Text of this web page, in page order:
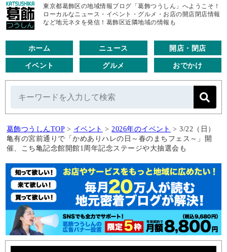
東京都葛飾区の地域情報ブログ「葛飾つうしん」へようこそ！
ローカルなニュース・イベント・グルメ・お店の開店閉店情報
など地元ネタを発信！葛飾区近隣地域の情報も
ホーム ニュース 開店・閉店
イベント グルメ おでかけ
葛飾つうしんTOP > イベント > 2026年のイベント > 3/22（日）
亀有の宮前通りで「かめありハレの日～春のまちフェス～」開
催、こち亀記念館開館1周年記念ステージや大抽選会も